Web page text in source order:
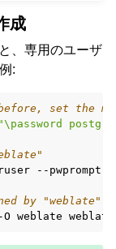
成
、専用のユーザ
:
set the
"\password
--pwprompt
by "weblate"
-O weblate